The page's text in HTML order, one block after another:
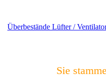
Überbestände Lüfter /
Sie